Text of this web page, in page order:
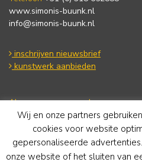
www.simonis-buunk.nl
info@simonis-buunk.nl
inschrijven nieuwsbrief
kunstwerk aanbieden
Algemene voorwaarden
Privacy statement
Cookie Policy
Disclaimer
Wij en onze partners
cookies voor website
gepersonaliseerde
onze website of het sluiten van